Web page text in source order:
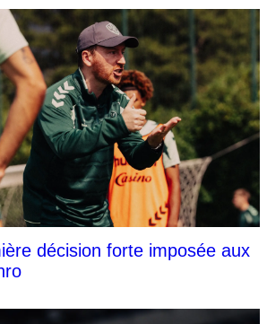
décision forte imposée aux